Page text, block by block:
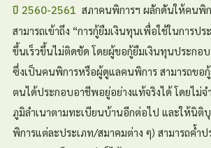
ปี 2560-2561 สภาคนพิการฯ ผลักดันให้คนพิ
สามารถเข้าถึง “การกู้ยืมเงินทุนเพื่อใช้ในการป
ขึ้นเร็วขึ้นไม่ติดขัด โดยผู้ขอกู้ยืมเงินทุนประกอ
ซึ่งเป็นคนพิการหรือผู้ดูแลคนพิการ สามารถขอ
ตนได้ประกอบอาชีพอยู่อย่างแท้จริงได้ โดยไม่จ
ภูมิลำเนาตามทะเบียนบ้านอีกต่อไป และให้นิติ
พิการแต่ละประเภท/สมาคมต่าง ๆ) สามารถค้ำ